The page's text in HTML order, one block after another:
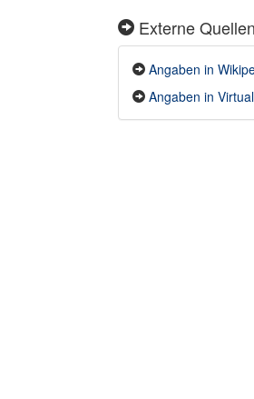
Externe Quellen
Angaben in
Angaben in